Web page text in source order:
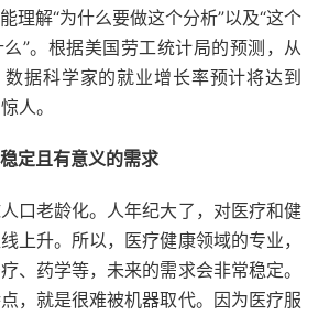
理解“为什么要做这个分析”以及“这个
”。根据美国劳工统计局的预测，从
据科学家的就业增长率预计将达到
人。
定且有意义的需求
口老龄化。人年纪大了，对医疗和健
上升。所以，医疗健康领域的专业，
、药学等，未来的需求会非常稳定。
，就是很难被机器取代。因为医疗服